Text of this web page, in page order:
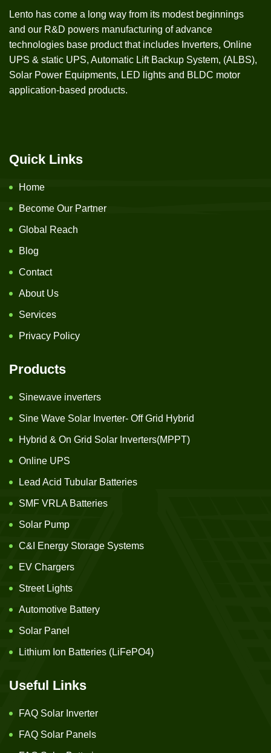
Lento has come a long way from its modest beginnings
and our R&D powers manufacturing of advance
technologies base product that includes Inverters, Online
UPS & static UPS, Automatic Lift Backup System, (ALBS),
Solar Power Equipments, LED lights and BLDC motor
application-based products.
Quick Links
Home
Become Our Partner
Global Reach
Blog
Contact
About Us
Services
Privacy Policy
Products
Sinewave inverters
Sine Wave Solar Inverter- Off Grid Hybrid
Hybrid & On Grid Solar Inverters(MPPT)
Online UPS
Lead Acid Tubular Batteries
SMF VRLA Batteries
Solar Pump
C&I Energy Storage Systems
EV Chargers
Street Lights
Automotive Battery
Solar Panel
Lithium Ion Batteries (LiFePO4)
Useful Links
FAQ Solar Inverter
FAQ Solar Panels